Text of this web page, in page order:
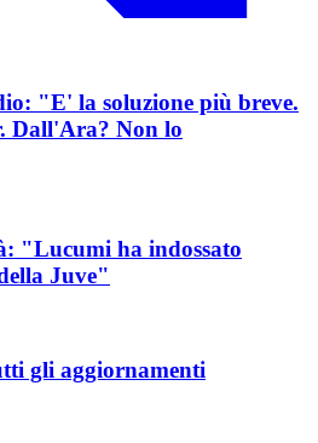
"E' la soluzione più breve.
Dall'Ara? Non lo
"Lucumi ha indossato
Juve"
gli aggiornamenti